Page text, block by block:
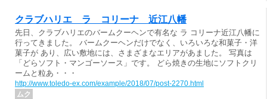
クラブハリエ ラ コリーナ 近江八幡
先日、クラブハリエのバームクーヘンで有名な ラ コリーナ近江八幡に
行ってきました。 バームクーヘンだけでなく、いろいろな和菓子・洋
菓子が あり、広い敷地には、さまざまなエリアがあました。 写真は
「どらソフト・マンゴーソース」です。 どら焼きの生地にソフトクリ
ームと粒あ・・・
http://www.toledo-ex.com/example/2018/07/post-2270.html
ムク